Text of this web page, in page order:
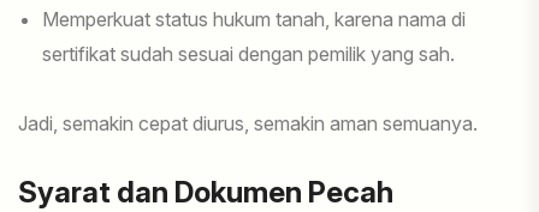
Memperkuat status hukum tanah, karena nama di
sertifikat sudah sesuai dengan pemilik yang sah.
Jadi, semakin cepat diurus, semakin aman semuanya.
Syarat dan Dokumen Pecah